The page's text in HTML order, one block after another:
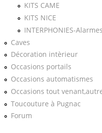
KITS CAME
KITS NICE
INTERPHONIES-
Caves
Décoration intèrieur
Occasions portails
Occasions automatismes
Occasions tout
Toucouture à Pugnac
Forum